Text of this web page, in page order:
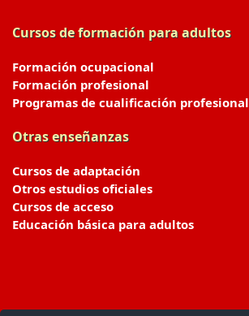
Cursos de formación para adultos
Formación ocupacional
Formación profesional
Programas de cualificación profesional
Otras enseñanzas
Cursos de adaptación
Otros estudios oficiales
Cursos de acceso
Educación básica para adultos